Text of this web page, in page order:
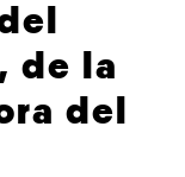
de la
del